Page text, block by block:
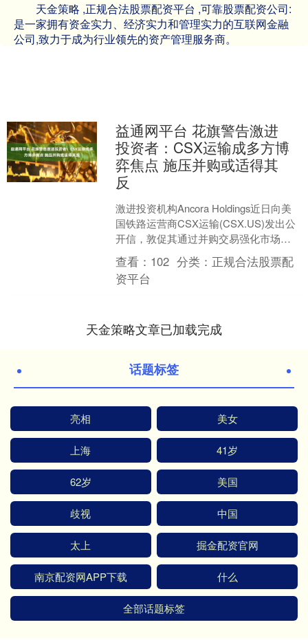
天金策略 ,正规合法股票配资平台 ,可靠股票配资公司:
是一家拥有资金实力、经济实力和管理实力的互联网金融
公司,致力于成为行业领先的资产管理服务商。
益通网平台 花旗警告激进
投资者：CSX运输成多方博
弈焦点 施压并购或适得其
反
激进投资机构Ancora Holdings近日向美
国铁路运营商CSX运输(CSX.US)发出公
开信，敦促其通过并购交易强化市场竞
争力，但此举被花旗分析师认为"过....
查看： 102 分类： 正规合法股票配
资平台
天金策略文章已加载完成
话题标签
亮相 美女
上海 41岁
62岁 美国
歧视 中国
太上 掘金配资官网
南京配资网APP下载 什么
全部话题标签